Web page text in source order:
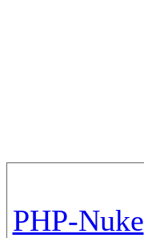
PHP-Nuke